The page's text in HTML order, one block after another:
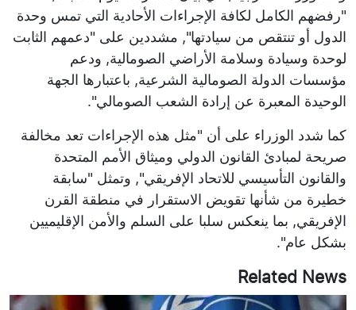
"رفضهم الكامل لكافة الإجراءات الأحادية التي تمس وحدة
الدول أو تنتقص من سيادتها", مشددين على "دعمهم الثابت
لوحدة وسيادة وسلامة الأراضي الصومالية, ودعم
مؤسسات الدولة الصومالية الشرعية, باعتبارها الجهة
الوحيدة المعبرة عن إرادة الشعب الصومالي".
كما شدد الوزراء على أن "مثل هذه الإجراءات تعد مخالفة
صريحة لمبادئ القانون الدولي وميثاق الأمم المتحدة
والقانون التأسيسي للاتحاد الإفريقي", وتمثل "سابقة
خطيرة من شأنها تقويض الاستقرار في منطقة القرن
الإفريقي, بما ينعكس سلبا على السلم والأمن الإقليميين
بشكل عام".
Related News